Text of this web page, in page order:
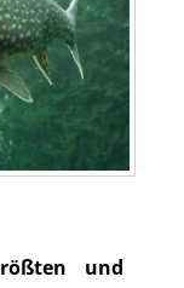
und